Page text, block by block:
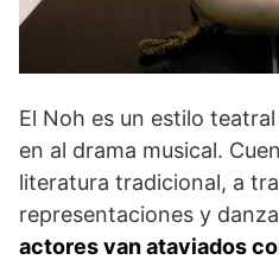
El Noh es un estilo
en al drama musical.
literatura tradicional, a
representaciones y
actores van ataviados